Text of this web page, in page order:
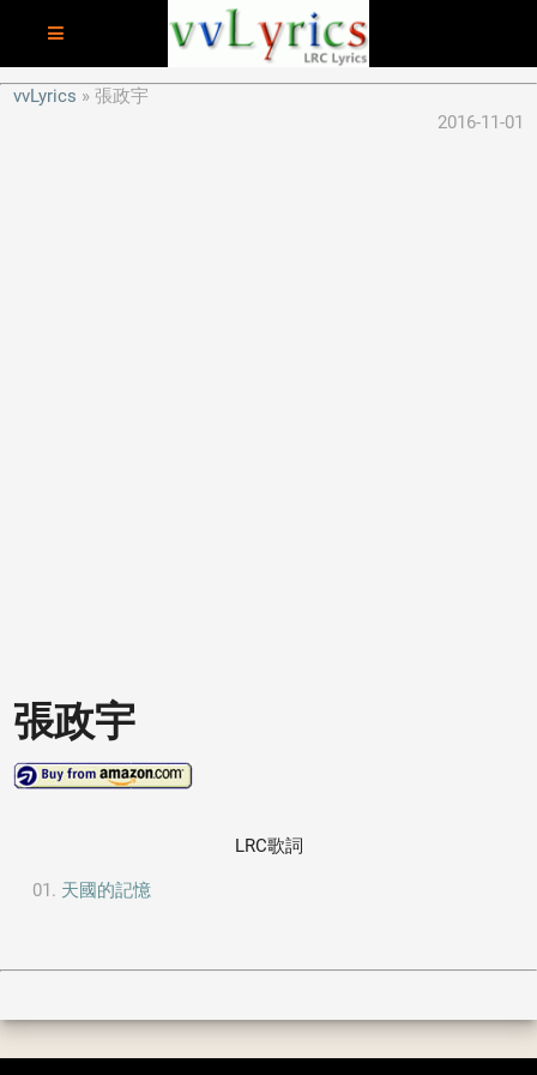
vvLyrics
張政宇
2016-11-01
張政宇
LRC歌詞
天國的記憶